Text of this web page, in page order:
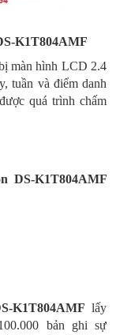
K1T804AMF
màn hình LCD 2.4
tuần và điểm danh
quá trình chấm
DS-K1T804AMF
K1T804AMF lấy
bản ghi sự